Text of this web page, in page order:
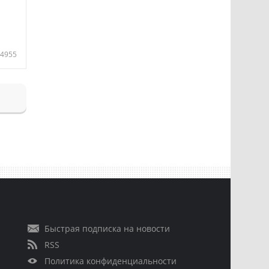
4955
Быстрая подписка на новости
RSS
Политика конфиденциальности